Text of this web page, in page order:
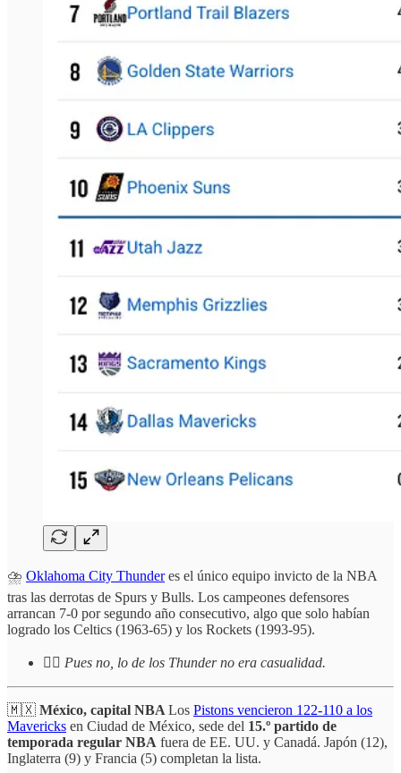
⛈️ Oklahoma City Thunderes el único equipo invicto de la NBA
tras las derrotas de Spurs y Bulls. Los campeones defensores
arrancan 7-0 por segundo año consecutivo, algo que solo habían
logrado los Celtics (1963-65) y los Rockets (1993-95).
☝🏻 Pues no, lo de los Thunder no era casualidad.
🇲🇽 México, capital NBA Los Pistons vencieron 122-110 a los
Mavericks en Ciudad de México, sede del 15.º partido de
temporada regular NBA fuera de EE. UU. y Canadá. Japón (12),
Inglaterra (9) y Francia (5) completan la lista.